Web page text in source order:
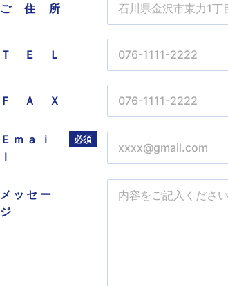
ご住所
ＴＥＬ
ＦＡＸ
Ｅｍａｉ
ｌ
必須
メッセー
ジ